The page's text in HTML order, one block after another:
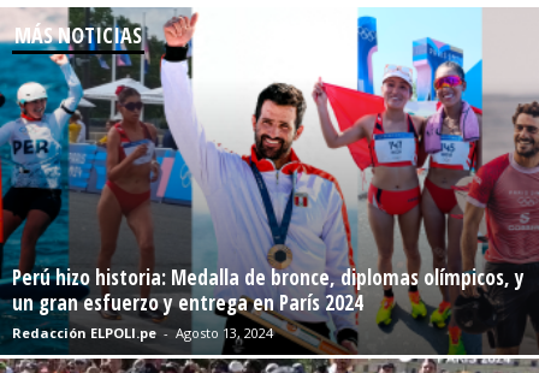
MÁS NOTICIAS
Perú hizo historia: Medalla de bronce, diplomas olímpicos, y
un gran esfuerzo y entrega en París 2024
Redacción ELPOLI.pe - Agosto 13, 2024